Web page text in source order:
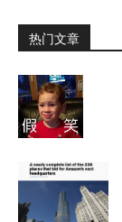
热门文章